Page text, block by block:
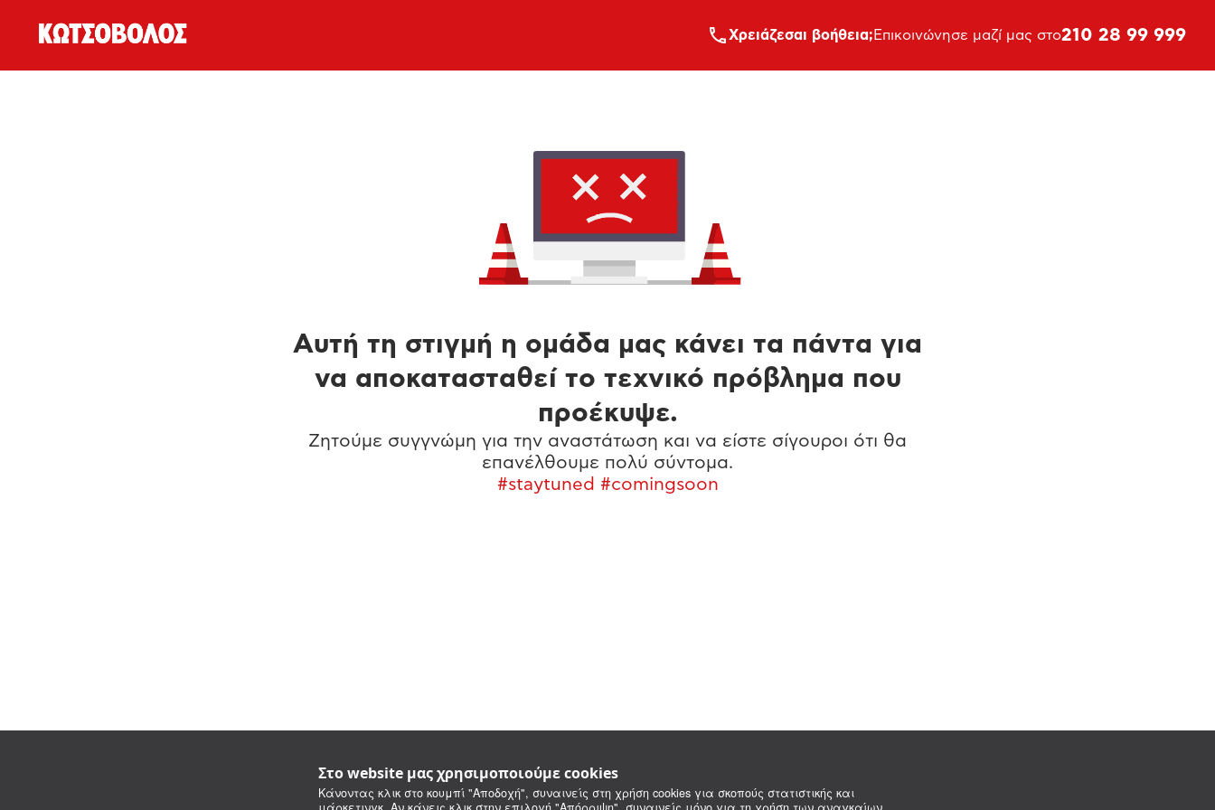
Στο website μας χρησιμοποιούμε cookies
Κάνοντας κλικ στο κουμπί "Αποδοχή", συναινείς στη χρήση cookies για σκοπούς στατιστικής και
Xρειάζεσαι βοήθεια; Επικοινώνησε μαζί μας στο210 28 99 999
Αυτή τη στιγμή η ομάδα μας κάνει τα πάντα για
να αποκατασταθεί το τεχνικό πρόβλημα που
προέκυψε.
Ζητούμε συγγνώμη για την αναστάτωση και να είστε σίγουροι ότι θα
επανέλθουμε πολύ σύντομα.
#staytuned #comingsoon